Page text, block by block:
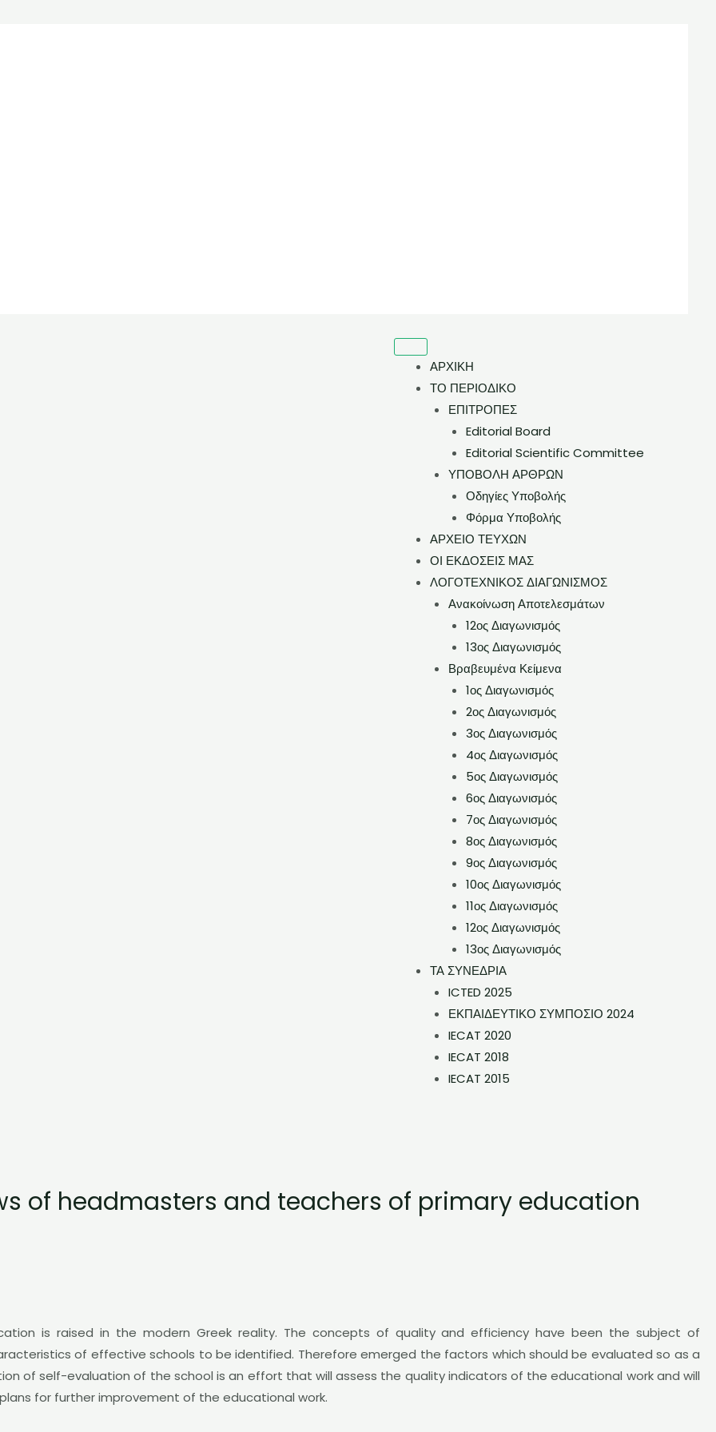
ΑΡΧΙΚΗ
ΤΟ ΠΕΡΙΟΔΙΚΟ
ΕΠΙΤΡΟΠΕΣ
Editorial Board
Editorial Scientific Committee
ΥΠΟΒΟΛΗ ΑΡΘΡΩΝ
Οδηγίες Υποβολής
Φόρμα Υποβολής
ΑΡΧΕΙΟ ΤΕΥΧΩΝ
ΟΙ ΕΚΔΟΣΕΙΣ ΜΑΣ
ΛΟΓΟΤΕΧΝΙΚΟΣ ΔΙΑΓΩΝΙΣΜΟΣ
Ανακοίνωση Αποτελεσμάτων
12ος Διαγωνισμός
13ος Διαγωνισμός
Βραβευμένα Κείμενα
1ος Διαγωνισμός
2ος Διαγωνισμός
3ος Διαγωνισμός
4ος Διαγωνισμός
5ος Διαγωνισμός
6ος Διαγωνισμός
7ος Διαγωνισμός
8ος Διαγωνισμός
9ος Διαγωνισμός
10ος Διαγωνισμός
11ος Διαγωνισμός
12ος Διαγωνισμός
13ος Διαγωνισμός
ΤΑ ΣΥΝΕΔΡΙΑ
ICTED 2025
ΕΚΠΑΙΔΕΥΤΙΚΟ ΣΥΜΠΟΣΙΟ 2024
IECAT 2020
IECAT 2018
IECAT 2015
of headmasters and teachers of primary education
is raised in the modern Greek reality. The concepts of quality and efficiency have been the subject of
of effective schools to be identified. Therefore emerged the factors which should be evaluated so as a
of self-evaluation of the school is an effort that will assess the quality indicators of the educational work and will
for further improvement of the educational work.